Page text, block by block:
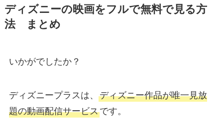
ディズニーの映画をフルで無料で見る方
法 まとめ
いかがでしたか？
ディズニープラスは、 ディズニー作品が唯一見放
題の動画配信サービスです。